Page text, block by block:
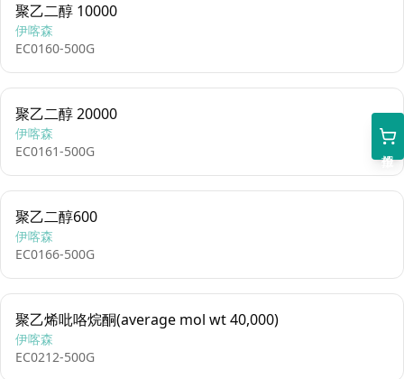
聚乙二醇 10000
伊喀森
EC0160-500G
聚乙二醇 20000
伊喀森
EC0161-500G
聚乙二醇600
伊喀森
EC0166-500G
聚乙烯吡咯烷酮(average mol wt 40,000)
伊喀森
EC0212-500G